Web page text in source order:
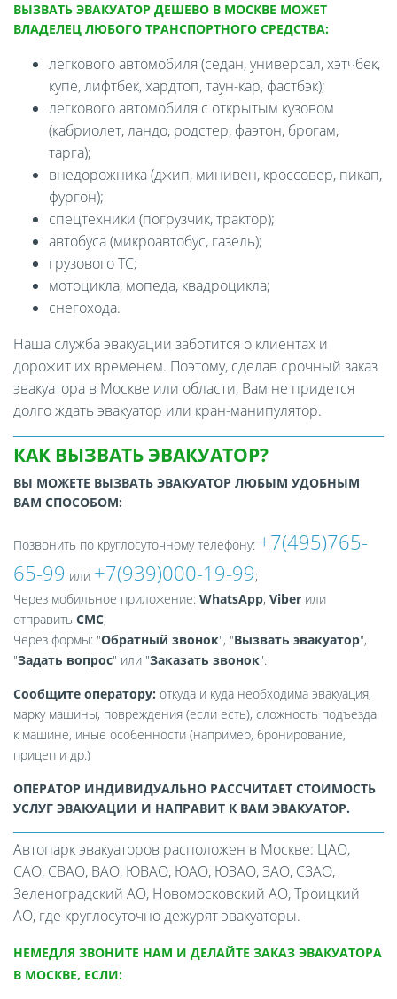
ВЫЗВАТЬ ЭВАКУАТОР ДЕШЕВО В МОСКВЕ МОЖЕТ
ВЛАДЕЛЕЦ ЛЮБОГО ТРАНСПОРТНОГО СРЕДСТВА:
легкового автомобиля (седан, универсал, хэтчбек,
купе, лифтбек, хардтоп, таун-кар, фастбэк);
легкового автомобиля с открытым кузовом
(кабриолет, ландо, родстер, фаэтон, брогам,
тарга);
внедорожника (джип, минивен, кроссовер, пикап,
фургон);
спецтехники (погрузчик, трактор);
автобуса (микроавтобус, газель);
грузового ТС;
мотоцикла, мопеда, квадроцикла;
снегохода.
Наша служба эвакуации заботится о клиентах и
дорожит их временем. Поэтому, сделав срочный заказ
эвакуатора в Москве или области, Вам не придется
долго ждать эвакуатор или кран-манипулятор.
КАК ВЫЗВАТЬ ЭВАКУАТОР?
ВЫ МОЖЕТЕ ВЫЗВАТЬ ЭВАКУАТОР ЛЮБЫМ УДОБНЫМ
ВАМ СПОСОБОМ:
Позвонить по круглосуточному телефону: +7(495)765-
65-99 или +7(939)000-19-99;
Через мобильное приложение: WhatsApp, Viber или
отправить СМС;
Через формы: "Обратный звонок", "Вызвать эвакуатор",
"Задать вопрос" или "Заказать звонок".
Сообщите оператору: откуда и куда необходима эвакуация,
марку машины, повреждения (если есть), сложность подъезда
к машине, иные особенности (например, бронирование,
прицеп и др.)
ОПЕРАТОР ИНДИВИДУАЛЬНО РАССЧИТАЕТ СТОИМОСТЬ
УСЛУГ ЭВАКУАЦИИ И НАПРАВИТ К ВАМ ЭВАКУАТОР.
Автопарк эвакуаторов расположен в Москве: ЦАО,
САО, СВАО, ВАО, ЮВАО, ЮАО, ЮЗАО, ЗАО, СЗАО,
Зеленоградский АО, Новомосковский АО, Троицкий
АО, где круглосуточно дежурят эвакуаторы.
НЕМЕДЛЯ ЗВОНИТЕ НАМ И ДЕЛАЙТЕ ЗАКАЗ ЭВАКУАТОРА
В МОСКВЕ, ЕСЛИ: